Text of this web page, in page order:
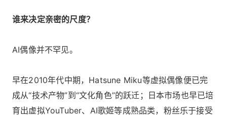
谁来决定亲密的尺度？
AI偶像并不罕见。
早在2010年代中期，Hatsune Miku等虚拟偶像便已完
成从“技术产物”到“文化角色”的跃迁；日本市场也早已培
育出虚拟YouTuber、AI歌姬等成熟品类，粉丝乐于接受